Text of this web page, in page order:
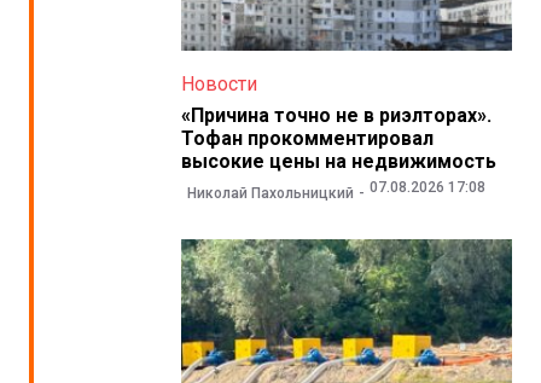
Новости
«Причина точно не в риэлторах».
Тофан прокомментировал
высокие цены на недвижимость
Николай Пахольницкий 07.08.2026 17:08